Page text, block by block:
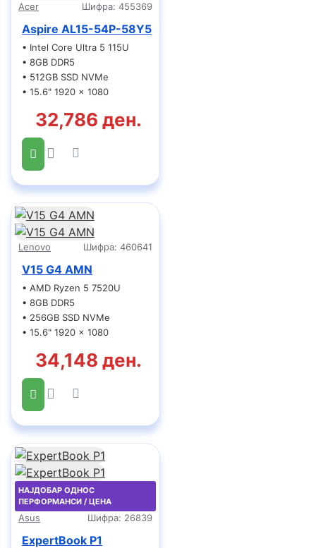
Acer Шифра: 455369
Aspire AL15-54P-58Y5
• Intel Core Ultra 5 115U
• 8GB DDR5
• 512GB SSD NVMe
• 15.6" 1920 x 1080
32,786 ден.
Lenovo Шифра: 460641
V15 G4 AMN
• AMD Ryzen 5 7520U
• 8GB DDR5
• 256GB SSD NVMe
• 15.6" 1920 x 1080
34,148 ден.
НАЈДОБАР ОДНОС
ПЕРФОРМАНСИ / ЦЕНА
Asus Шифра: 26839
ExpertBook P1